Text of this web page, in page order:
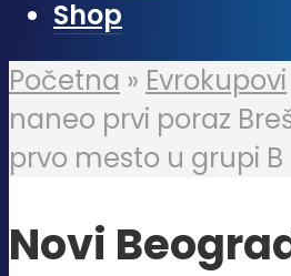
Shop
Početna » Evrokupovi
naneo prvi poraz
prvo mesto u grupi B
Novi